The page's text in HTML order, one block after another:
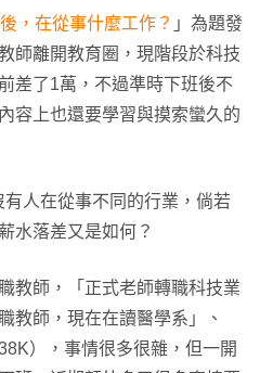
，在從事什麼工作？ 」為題發
師離開教育圈，現階段於科技
差了1萬，不過準時下班後不
容上也還要學習與摸索蠻久的
人在從事不同的行業，倘若
水落差又是如何？
教師，「正式老師轉職科技業
教師，現在在讀醫學系」、
），事情很多很雜，但一開